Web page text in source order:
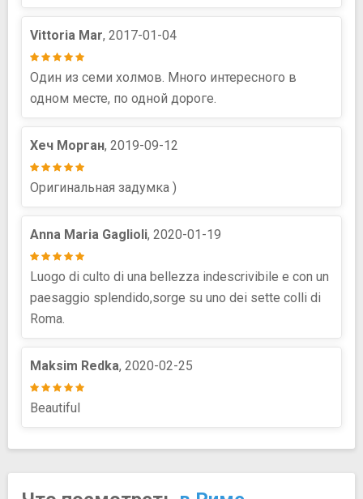
Vittoria Mar, 2017-01-04
Один из семи холмов. Много интересного в
одном месте, по одной дороге.
Хеч Морган, 2019-09-12
Оригинальная задумка )
Anna Maria Gaglioli, 2020-01-19
Luogo di culto di una bellezza indescrivibile e con un
paesaggio splendido,sorge su uno dei sette colli di
Roma.
Maksim Redka, 2020-02-25
Beautiful